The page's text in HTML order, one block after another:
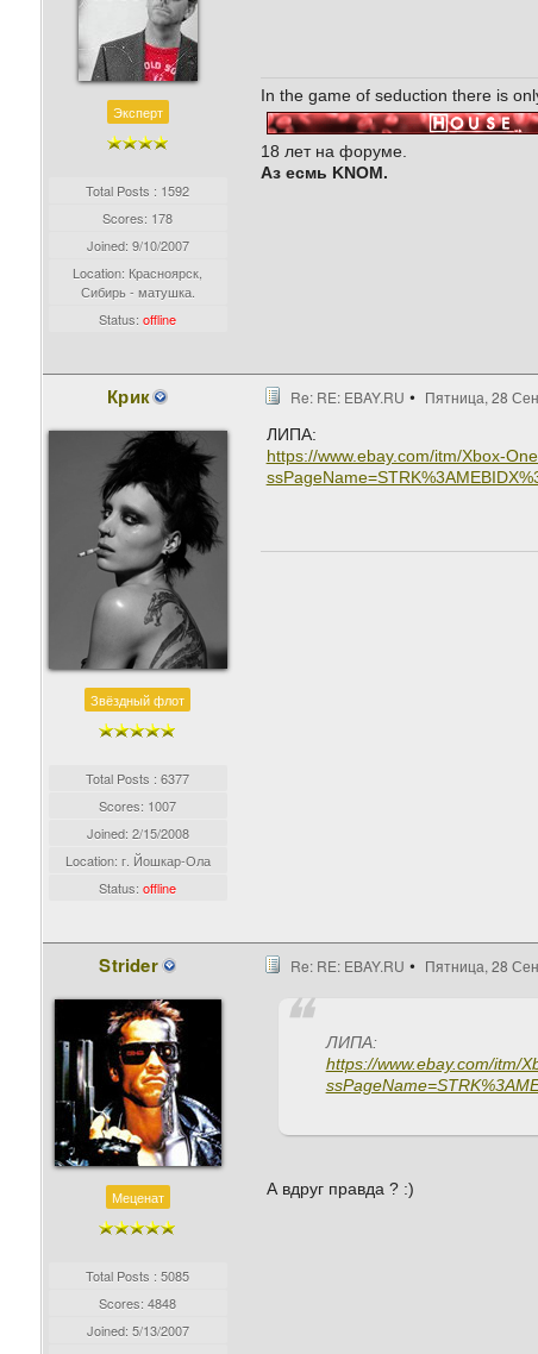
Эксперт
Total Posts : 1592
Scores: 178
Joined: 9/10/2007
Location: Красноярск,
Сибирь - матушка.
Status:offline
In the game of seduction there is
18 лет на форуме.
Аз есмь KNOM.
Крик
Звёздный флот
Total Posts : 6377
Scores: 1007
Joined: 2/15/2008
Location: г. Йошкар-Ола
Status:offline
Re: RE: EBAY.RU Пятница, 28
ЛИПА:
https://www.ebay.com/itm/Xbox-
Strider
Меценат
Total Posts : 5085
Scores: 4848
Joined: 5/13/2007
Re: RE: EBAY.RU Пятница, 28
ЛИПА:
https://www.ebay.com/itm/
А вдруг правда ? :)